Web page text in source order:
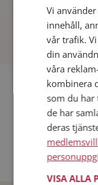
Fler singlar
Fler singelkvinnor
Män från Örebro
Dejta kvinnor i
Dejta män i Sverige
Vi
innehåll,
vår trafik.
din
våra
kombinera
som du
de har
deras
VISA ALLA